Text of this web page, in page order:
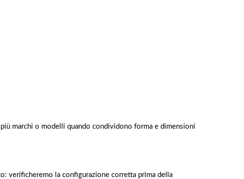
marchi o modelli quando condividono forma e dimensioni
verificheremo la configurazione corretta prima della